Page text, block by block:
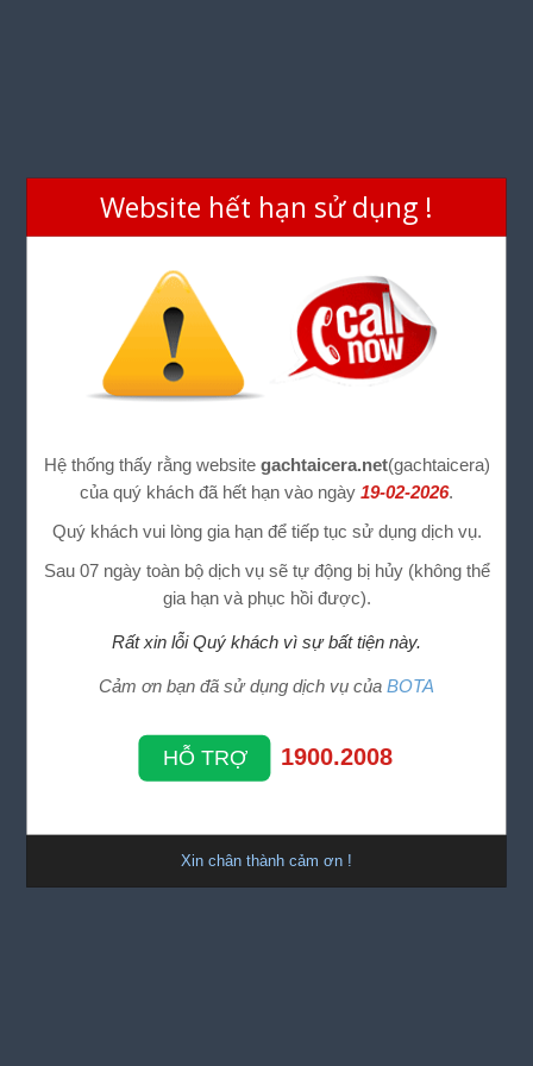
Website hết hạn sử dụng !
Hệ thống thấy rằng website gachtaicera.net(gachtaicera)
của quý khách đã hết hạn vào ngày 19-02-2026.
Quý khách vui lòng gia hạn để tiếp tục sử dụng dịch vụ.
Sau 07 ngày toàn bộ dịch vụ sẽ tự động bị hủy (không thể
gia hạn và phục hồi được).
Rất xin lỗi Quý khách vì sự bất tiện này.
Cảm ơn bạn đã sử dụng dịch vụ của BOTA
HỖ TRỢ 1900.2008
Xin chân thành cảm ơn !